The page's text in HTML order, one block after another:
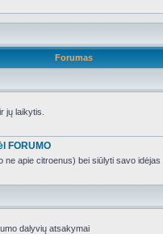
Forumas
jų laikytis.
FORUMO
ne apie citroenus) bei siūlyti savo
dalyvių atsakymai